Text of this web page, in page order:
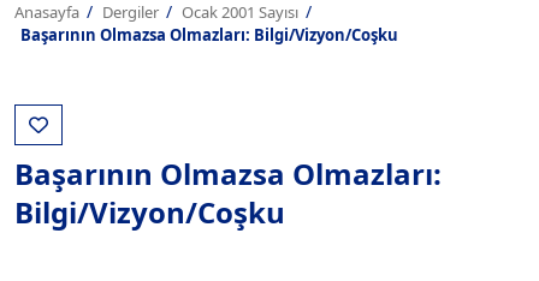
Anasayfa Dergiler
Ocak 2001 Sayısı
Başarının Olmazsa Olmazları: Bilgi/Vizyon/Coşku
Başarının Olmazsa Olmazları:
Bilgi/Vizyon/Coşku